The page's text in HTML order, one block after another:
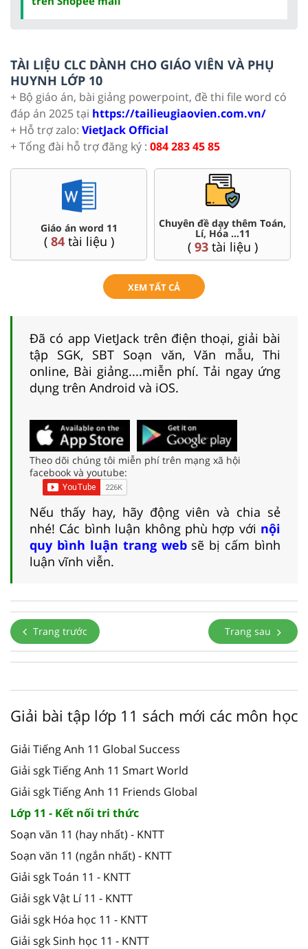
TÀI LIỆU CLC DÀNH CHO GIÁO VIÊN VÀ PHỤ
HUYNH LỚP 10
+ Bộ giáo án, bài giảng powerpoint, đề thi file word có
đáp án 2025 tại https://tailieugiaovien.com.vn/
+ Hỗ trợ zalo: VietJack Official
+ Tổng đài hỗ trợ đăng ký : 084 283 45 85
Giáo án word 11
( 84tài liệu )
Chuyên đề dạy thêm Toán,
Lí, Hóa ...11
( 93tài liệu )
XEM TẤT CẢ
Đã có app VietJack trên điện thoại, giải bài
tập SGK, SBT Soạn văn, Văn mẫu, Thi
online, Bài giảng....miễn phí. Tải ngay ứng
dụng trên Android và iOS.
Theo dõi chúng tôi miễn phí trên mạng xã hội
facebook và youtube:
Nếu thấy hay, hãy động viên và chia sẻ
nhé! Các bình luận không phù hợp với nội
quy bình luận trang websẽ bị cấm bình
luận vĩnh viễn.
Trang trước Trang sau
Giải bài tập lớp 11 sách mới các môn học
Giải Tiếng Anh 11 Global Success
Giải sgk Tiếng Anh 11 Smart World
Giải sgk Tiếng Anh 11 Friends Global
Lớp 11 - Kết nối tri thức
Soạn văn 11 (hay nhất) - KNTT
Soạn văn 11 (ngắn nhất) - KNTT
Giải sgk Toán 11 - KNTT
Giải sgk Vật Lí 11 - KNTT
Giải sgk Hóa học 11 - KNTT
Giải sgk Sinh học 11 - KNTT